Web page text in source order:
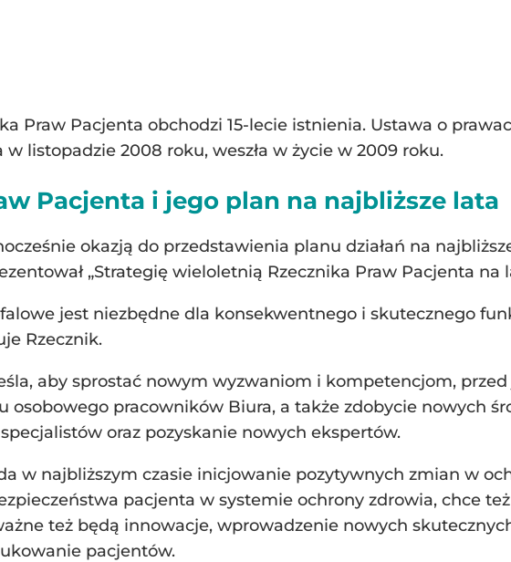
Praw Pacjenta obchodzi 15-lecie istnienia. Ustawa o
w listopadzie 2008 roku, weszła w życie w 2009 roku.
Pacjenta i jego plan na najbliższe lata
okazją do przedstawienia planu działań na
„Strategię wieloletnią Rzecznika Praw Pacjenta na
jest niezbędne dla konsekwentnego i skutecznego
Rzecznik.
aby sprostać nowym wyzwaniom i kompetencjom,
osobowego pracowników Biura, a także zdobycie nowych
oraz pozyskanie nowych ekspertów.
w najbliższym czasie inicjowanie pozytywnych zmian w
pacjenta w systemie ochrony zdrowia, chce
też będą innowacje, wprowadzenie nowych
pacjentów.